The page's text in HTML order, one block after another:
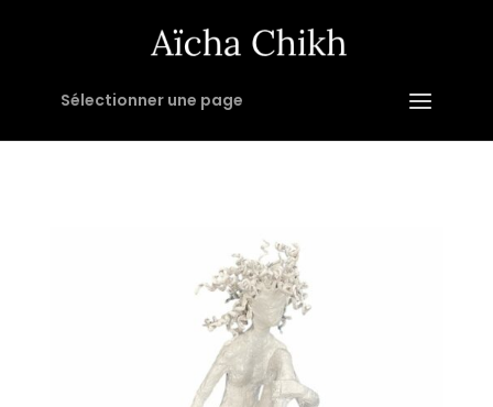
Sélectionner une page